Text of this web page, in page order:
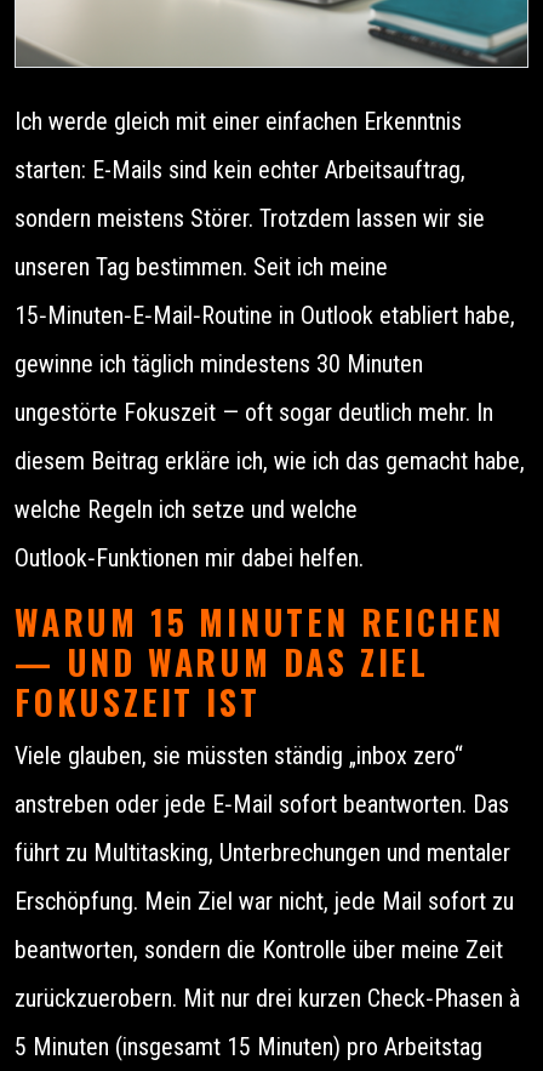
Ich werde gleich mit einer einfachen Erkenntnis
starten: E-Mails sind kein echter Arbeitsauftrag,
sondern meistens Störer. Trotzdem lassen wir sie
unseren Tag bestimmen. Seit ich meine
15‑Minuten‑E‑Mail‑Routine in Outlook etabliert habe,
gewinne ich täglich mindestens 30 Minuten
ungestörte Fokuszeit — oft sogar deutlich mehr. In
diesem Beitrag erkläre ich, wie ich das gemacht habe,
welche Regeln ich setze und welche
Outlook‑Funktionen mir dabei helfen.
WARUM 15 MINUTEN REICHEN
— UND WARUM DAS ZIEL
FOKUSZEIT IST
Viele glauben, sie müssten ständig „inbox zero“
anstreben oder jede E‑Mail sofort beantworten. Das
führt zu Multitasking, Unterbrechungen und mentaler
Erschöpfung. Mein Ziel war nicht, jede Mail sofort zu
beantworten, sondern die Kontrolle über meine Zeit
zurückzuerobern. Mit nur drei kurzen Check‑Phasen à
5 Minuten (insgesamt 15 Minuten) pro Arbeitstag